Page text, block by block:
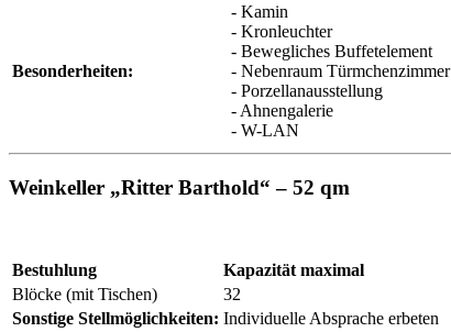
Besonderheiten:
- Kamin
- Kronleuchter
- Bewegliches Buffetelement
- Nebenraum Türmchenzimmer
- Porzellanausstellung
- Ahnengalerie
- W-LAN
Weinkeller „Ritter Barthold“ – 52 qm
Bestuhlung
Kapazität maximal
Blöcke (mit Tischen)
32
Sonstige Stellmöglichkeiten: Individuelle Absprache erbeten